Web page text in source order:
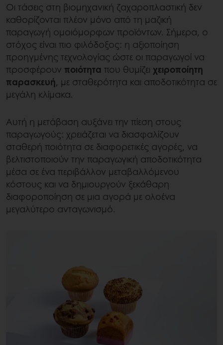
Οι τάσεις στη βιομηχανική ζαχαροπλαστική δεν
καθορίζονται πλέον μόνο από τη μαζική
παραγωγή ομοιόμορφων προϊόντων. Σήμερα, ο
στόχος είναι πιο φιλόδοξος: η αξιοποίηση
προηγμένης τεχνολογίας ώστε οι παραγωγοί να
προσφέρουν ποιότητα που θυμίζει χειροποίητη
παρασκευή, με σταθερότητα και αποδοτικότητα σε
μεγάλη κλίμακα.
Αυτή η μετάβαση αυξάνει την πίεση στους
παραγωγούς: χρειάζεται να διασφαλίζουν
σταθερή ποιότητα σε διαφορετικές αγορές, να
βελτιστοποιούν την παραγωγική αποδοτικότητα
μέσα σε ένα περιβάλλον μεταβαλλόμενου
κόστους και να δημιουργούν ξεκάθαρη
διαφοροποίηση σε μια αγορά με ολοένα
μεγαλύτερο ανταγωνισμό.